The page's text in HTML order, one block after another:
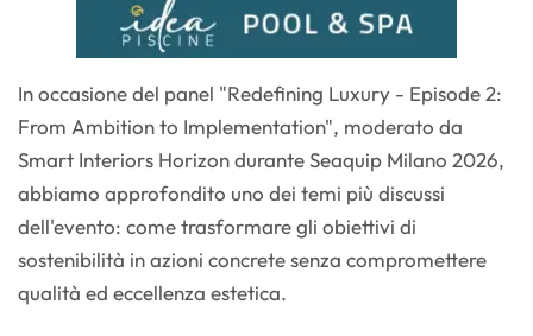
In occasione del panel "Redefining Luxury - Episode 2:
From Ambition to Implementation", moderato da
Smart Interiors Horizon durante Seaquip Milano 2026,
abbiamo approfondito uno dei temi più discussi
dell'evento: come trasformare gli obiettivi di
sostenibilità in azioni concrete senza compromettere
qualità ed eccellenza estetica.